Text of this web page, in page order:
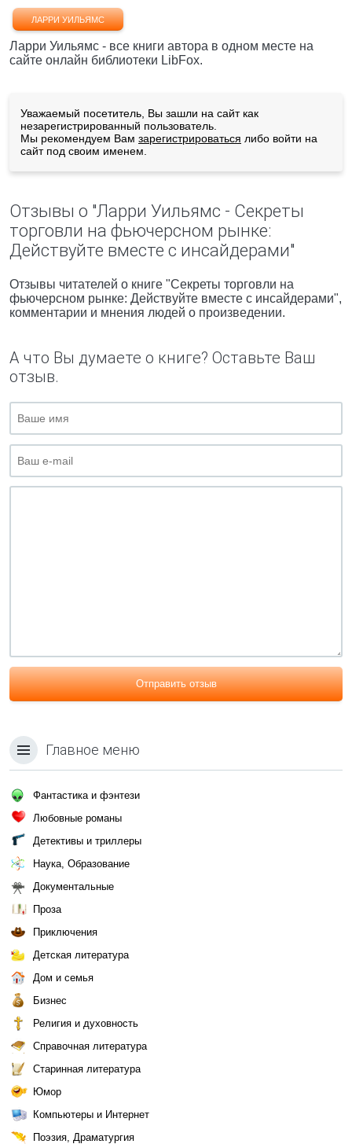
ЛАРРИ УИЛЬЯМС
Ларри Уильямс - все книги автора в одном месте на
сайте онлайн библиотеки LibFox.
Уважаемый посетитель, Вы зашли на сайт как
незарегистрированный пользователь.
Мы рекомендуем Вам зарегистрироваться либо войти на
сайт под своим именем.
Отзывы о "Ларри Уильямс - Секреты
торговли на фьючерсном рынке:
Действуйте вместе с инсайдерами"
Отзывы читателей о книге "Секреты торговли на
фьючерсном рынке: Действуйте вместе с инсайдерами",
комментарии и мнения людей о произведении.
А что Вы думаете о книге? Оставьте Ваш
отзыв.
Отправить отзыв
Главное меню
Фантастика и фэнтези
Любовные романы
Детективы и триллеры
Наука, Образование
Документальные
Проза
Приключения
Детская литература
Дом и семья
Бизнес
Религия и духовность
Справочная литература
Старинная литература
Юмор
Компьютеры и Интернет
Поэзия, Драматургия